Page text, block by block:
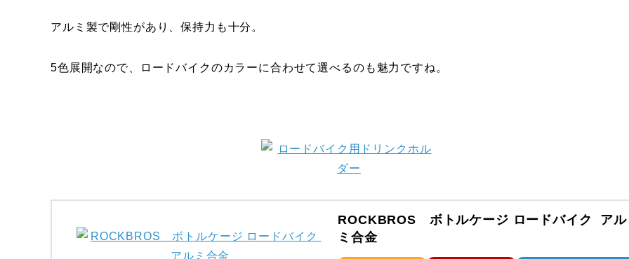
アルミ製で剛性があり、保持力も十分。
5色展開なので、ロードバイクのカラーに合わせて選べるのも魅力ですね。
ROCKBROS ボトルケージ ロードバイク アル
ミ合金